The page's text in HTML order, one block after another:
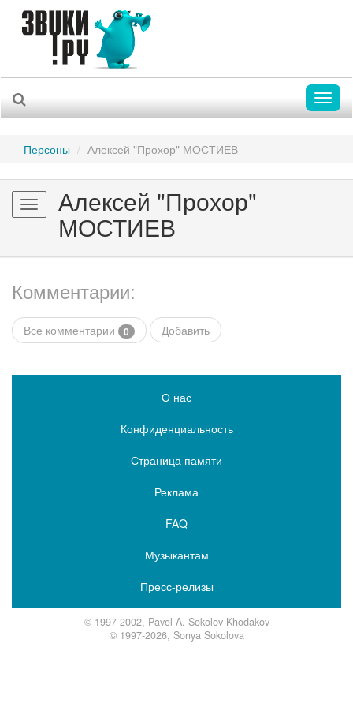
Персоны Алексей "Прохор" МОСТИЕВ
Toggle
navigation
Алексей "Прохор"
МОСТИЕВ
Комментарии:
Все комментарии 0 Добавить
О нас
Конфиденциальность
Страница памяти
Реклама
FAQ
Музыкантам
Пресс-релизы
© 1997-2002, Pavel A. Sokolov-Khodakov
© 1997-2026, Sonya Sokolova